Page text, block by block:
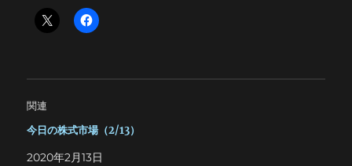
関連
今日の株式市場（2/13）
2020年2月13日